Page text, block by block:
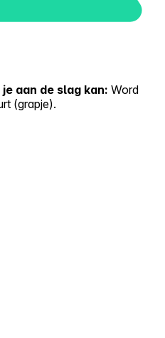
aan de slag kan: Word
(grapje).